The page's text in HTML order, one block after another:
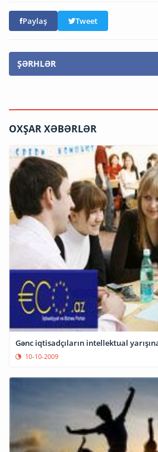
Paylaş Tweet
ŞƏRHLƏR
OXŞAR XƏBƏRLƏR
Gənc iqtisadçıların intellektual
10-10-2009